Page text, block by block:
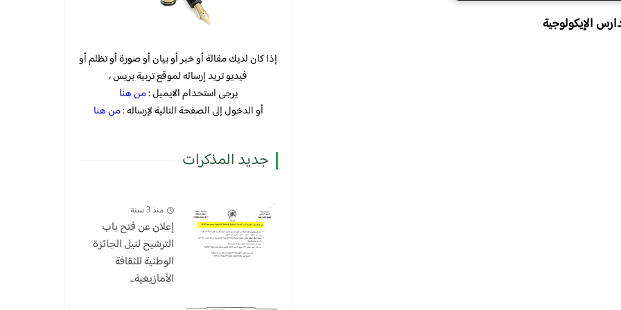
الإيكولوجية
إذا كان لديك مقالة أو خبر أو بيان أو صورة أو تظلم أو
فيديو تريد إرساله لموقع تربية بريس ،
يرجى استخدام الايميل :من هنا
أو الدخول إلى الصفحة التالية لإرساله :من هنا
جديد المذكرات
منذ 3 سنة
إعلان عن فتح باب
الترشيح لنيل الجائزة
الوطنية للثقافة
الأمازيغية...